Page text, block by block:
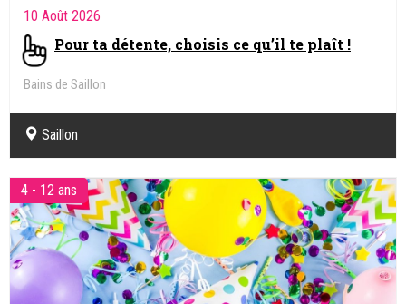
10 Août 2026
Pour ta détente, choisis ce qu’il te plaît !
Bains de Saillon
Saillon
4 - 12 ans